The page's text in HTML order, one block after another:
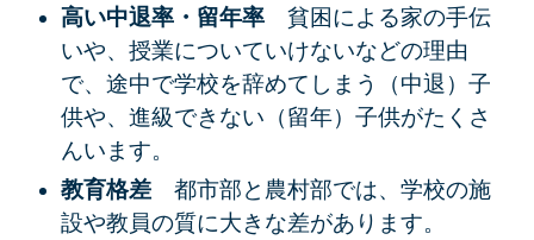
高い中退率・留年率 貧困による家の手伝
いや、授業についていけないなどの理由
で、途中で学校を辞めてしまう（中退）子
供や、進級できない（留年）子供がたくさ
んいます。
教育格差 都市部と農村部では、学校の施
設や教員の質に大きな差があります。